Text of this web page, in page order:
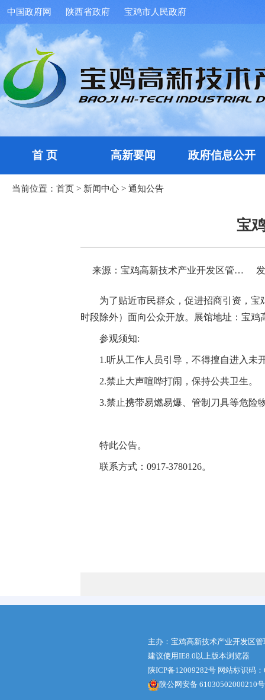
中国政府网 陕西省政府 宝鸡市人民政府
首 页 高新要闻 政府信息公开
当前位置： 首页 > 新闻中心 > 通知公告
宝
来源：宝鸡高新技术产业开发区管理委员会
为了贴近市民群众，促进招商引资，宝
时段除外）面向公众开放。展馆地址：宝
参观须知:
1.听从工作人员引导，不得擅自进入未
2.禁止大声喧哗打闹，保持公共卫生。
3.禁止携带易燃易爆、管制刀具等危险
特此公告。
联系方式：0917-3780126。
主办：宝鸡高新技术产业开发区
建议使用IE8.0以上版本浏览器
陕ICP备12009282号 网站标识码
陕公网安备 61030502000210号